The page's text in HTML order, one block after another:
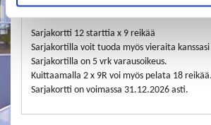
Sarjakortti 12 starttia x 9 reikää
Sarjakortilla voit tuoda myös vieraita
Sarjakortilla on 5 vrk varausoikeus.
Kuittaamalla 2 x 9R voi myös pelata 18 reikää.
Sarjakortti on voimassa 31.12.2026 asti.